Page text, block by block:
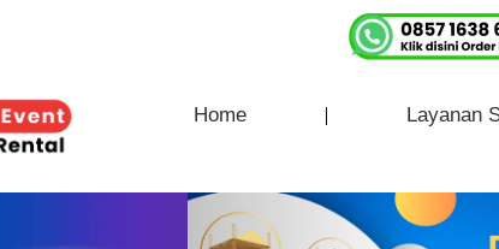
Home Layanan